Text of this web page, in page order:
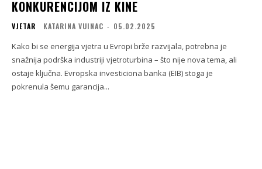
KONKURENCIJOM IZ KINE
VJETAR KATARINA VUINAC - 05.02.2025
Kako bi se energija vjetra u Evropi brže razvijala, potrebna je
snažnija podrška industriji vjetroturbina – što nije nova tema, ali
ostaje ključna. Evropska investiciona banka (EIB) stoga je
pokrenula šemu garancija...